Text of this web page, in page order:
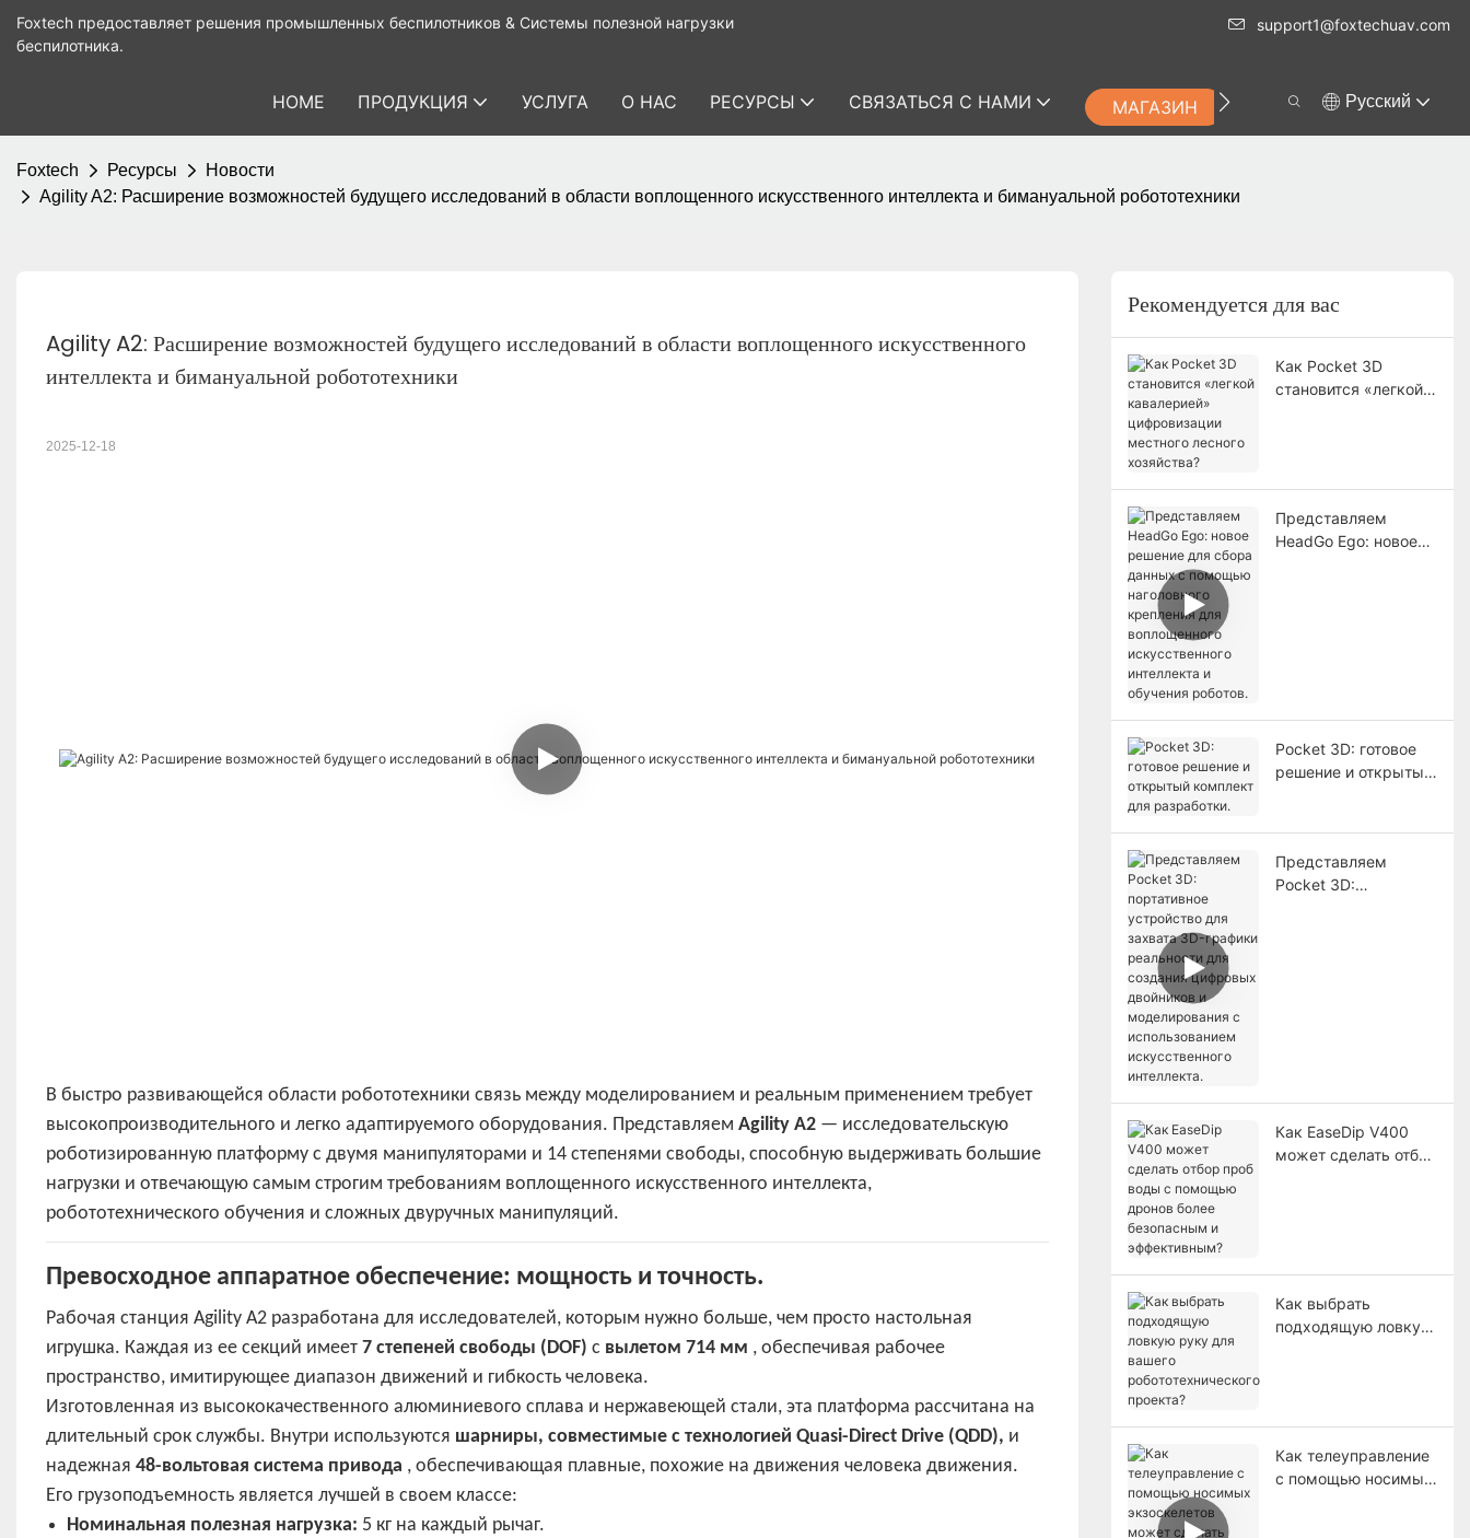
Foxtech предоставляет решения промышленных беспилотников & Системы полезной нагрузки
беспилотника.
support1@foxtechuav.com
HOME ПРОДУКЦИЯ УСЛУГА О НАС РЕСУРСЫ СВЯЗАТЬСЯ С НАМИ МАГАЗИН Pусский
Foxtech Ресурсы
Новости
Agility A2: Расширение возможностей будущего исследований в области воплощенного искусственного интеллекта и бимануальной робототехники
Agility A2: Расширение возможностей будущего исследований в области воплощенного искусственного
интеллекта и бимануальной робототехники
2025-12-18
В быстро развивающейся области робототехники связь между моделированием и реальным применением требует
высокопроизводительного и легко адаптируемого оборудования. Представляем Agility A2— исследовательскую
роботизированную платформу с двумя манипуляторами и 14 степенями свободы, способную выдерживать большие
нагрузки и отвечающую самым строгим требованиям воплощенного искусственного интеллекта,
робототехнического обучения и сложных двуручных манипуляций.
Превосходное аппаратное обеспечение: мощность и точность.
Рабочая станция Agility A2 разработана для исследователей, которым нужно больше, чем просто настольная
игрушка. Каждая из ее секций имеет 7 степеней свободы (DOF) с вылетом 714 мм , обеспечивая рабочее
пространство, имитирующее диапазон движений и гибкость человека.
Изготовленная из высококачественного алюминиевого сплава и нержавеющей стали, эта платформа рассчитана на
длительный срок службы. Внутри используются шарниры, совместимые с технологией Quasi-Direct Drive (QDD), и
надежная 48-вольтовая система привода , обеспечивающая плавные, похожие на движения человека движения.
Его грузоподъемность является лучшей в своем классе:
Номинальная полезная нагрузка: 5 кг на каждый рычаг.
Рекомендуется для вас
Как Pocket 3D
становится «легкой
Представляем
HeadGo Ego: новое
обучения роботов.
Pocket 3D: готовое
решение и открытый
Представляем
Pocket 3D:
Как EaseDip V400
может сделать отбор
Как выбрать
подходящую ловкую
Как телеуправление
с помощью носимых